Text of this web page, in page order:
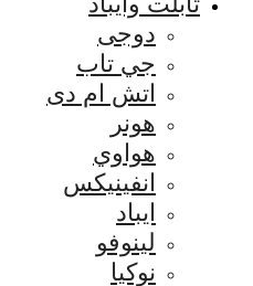
دوجى
جي تاب
اتش ام دى
هونر
هواوي
انفينيكس
ايباد
لينوفو
نوكيا